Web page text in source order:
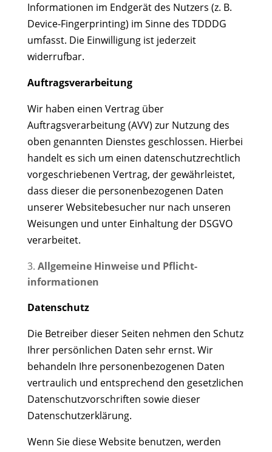
Informationen im Endgerät des Nutzers (z. B.
Device-Fingerprinting) im Sinne des TDDDG
umfasst. Die Einwilligung ist jederzeit
widerrufbar.
Auftragsverarbeitung
Wir haben einen Vertrag über
Auftragsverarbeitung (AVV) zur Nutzung des
oben genannten Dienstes geschlossen. Hierbei
handelt es sich um einen datenschutzrechtlich
vorgeschriebenen Vertrag, der gewährleistet,
dass dieser die personenbezogenen Daten
unserer Websitebesucher nur nach unseren
Weisungen und unter Einhaltung der DSGVO
verarbeitet.
Allgemeine Hinweise und Pflicht­
informationen
Datenschutz
Die Betreiber dieser Seiten nehmen den Schutz
Ihrer persönlichen Daten sehr ernst. Wir
behandeln Ihre personenbezogenen Daten
vertraulich und entsprechend den gesetzlichen
Datenschutzvorschriften sowie dieser
Datenschutzerklärung.
Wenn Sie diese Website benutzen, werden